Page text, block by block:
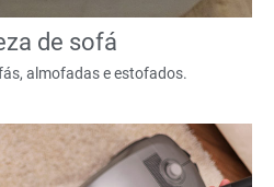
de sofá
almofadas e estofados.